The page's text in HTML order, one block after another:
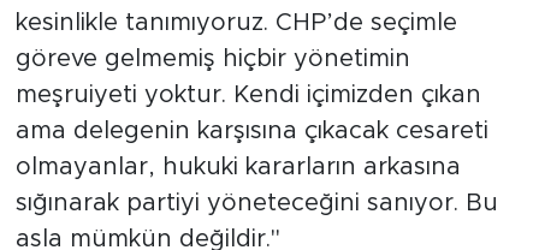
kesinlikle tanımıyoruz. CHP’de seçimle
göreve gelmemiş hiçbir yönetimin
meşruiyeti yoktur. Kendi içimizden çıkan
ama delegenin karşısına çıkacak cesareti
olmayanlar, hukuki kararların arkasına
sığınarak partiyi yöneteceğini sanıyor. Bu
asla mümkün değildir."